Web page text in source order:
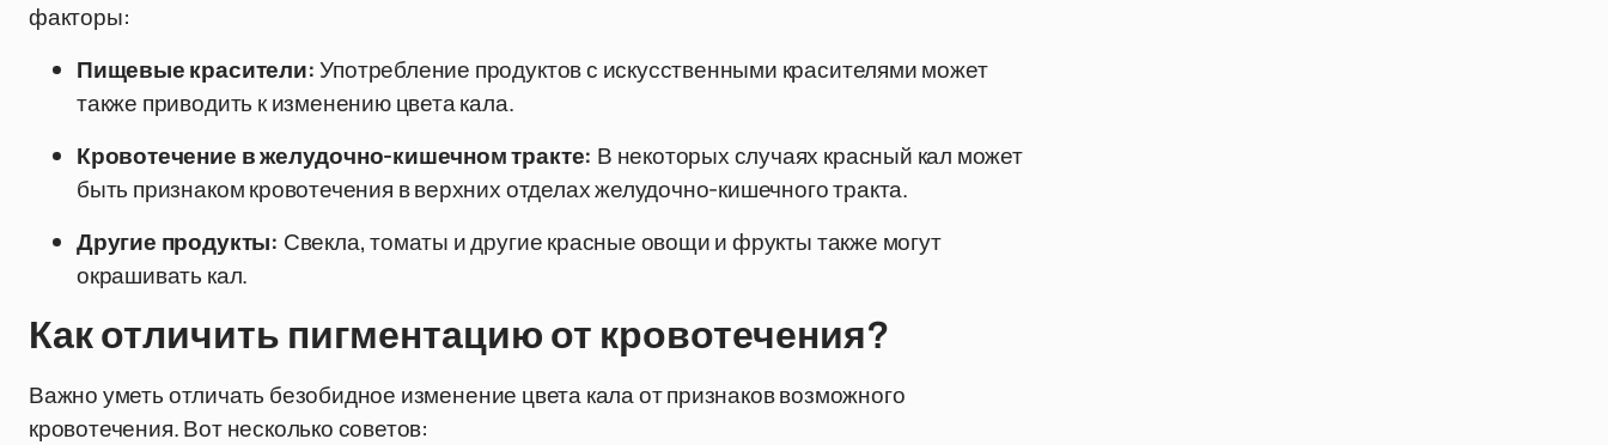
факторы:
Пищевые красители:Употребление продуктов с искусственными красителями может
также приводить к изменению цвета кала.
Кровотечение в желудочно-кишечном тракте: В некоторых случаях красный кал может
быть признаком кровотечения в верхних отделах желудочно-кишечного тракта.
Другие продукты: Свекла, томаты и другие красные овощи и фрукты также могут
окрашивать кал.
Как отличить пигментацию от кровотечения?
Важно уметь отличать безобидное изменение цвета кала от признаков возможного
кровотечения. Вот несколько советов: